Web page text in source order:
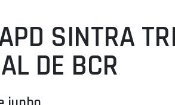
SINTRA
DE BCR